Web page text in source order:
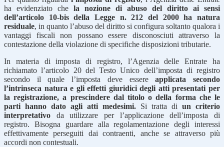
ha evidenziato che la nozione di abuso del diritto ai sensi
dell’articolo 10-bis della Legge n. 212 del 2000 ha natura
residuale, in quanto l’abuso del diritto si configura soltanto qualora i
vantaggi fiscali non possano essere disconosciuti attraverso la
contestazione della violazione di specifiche disposizioni tributarie.
In materia di imposta di registro, l’Agenzia delle Entrate ha
richiamato l’articolo 20 del Testo Unico dell’imposta di registro
secondo il quale l’imposta deve essereapplicata secondo
l’intrinseca natura e gli effetti giuridici degli atti presentati per
la registrazione, a prescindere dal titolo o della forma che le
parti hanno dato agli atti medesimi. Si tratta di un criterio
interpretativo da utilizzare per l’applicazione dell’imposta di
registro. Bisogna guardare alla regolamentazione degli interessi
effettivamente perseguiti dai contraenti, anche se attraverso più
accordi non contestuali.